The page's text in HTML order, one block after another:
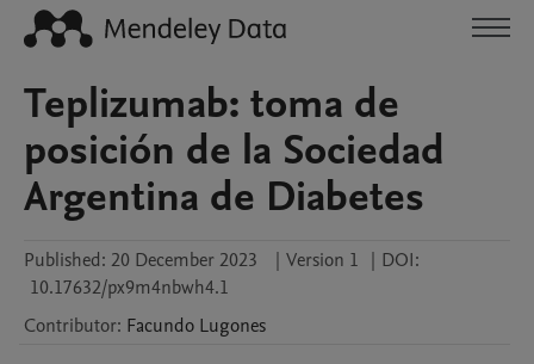
Teplizumab: toma de
posición de la Sociedad
Argentina de Diabetes
Published: 20 December 2023 | Version 1 | DOI:
10.17632/px9m4nbwh4.1
Contributor: Facundo Lugones